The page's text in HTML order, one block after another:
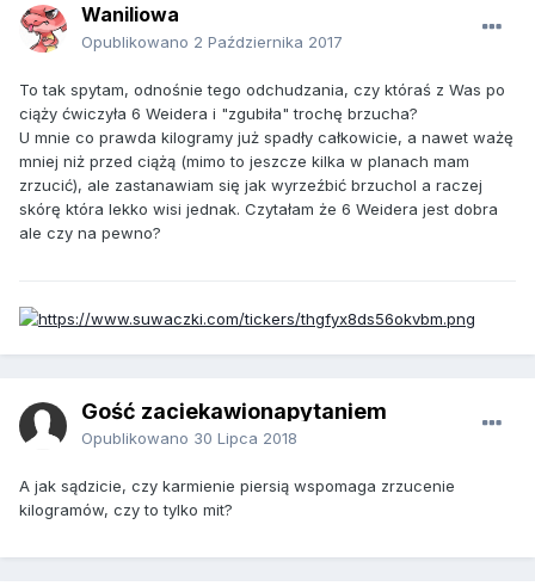
Waniliowa
Opublikowano 2 Października 2017
To tak spytam, odnośnie tego odchudzania, czy któraś z Was po
ciąży ćwiczyła 6 Weidera i "zgubiła" trochę brzucha?
U mnie co prawda kilogramy już spadły całkowicie, a nawet ważę
mniej niż przed ciążą (mimo to jeszcze kilka w planach mam
zrzucić), ale zastanawiam się jak wyrzeźbić brzuchol a raczej
skórę która lekko wisi jednak. Czytałam że 6 Weidera jest dobra
ale czy na pewno?
Gość zaciekawionapytaniem
Opublikowano 30 Lipca 2018
A jak sądzicie, czy karmienie piersią wspomaga zrzucenie
kilogramów, czy to tylko mit?